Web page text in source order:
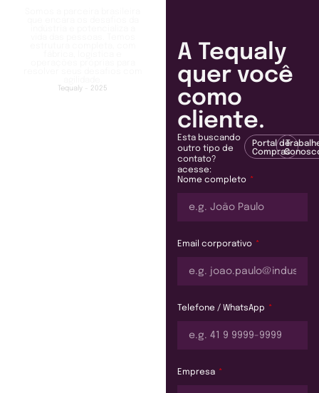
Tequaly - 2025
A Tequaly
quer você
como
cliente.
Esta buscando
outro tipo de
contato?
acesse:
Portal de
Compras
Nome completo
Email corporativo
Telefone / WhatsApp
Empresa